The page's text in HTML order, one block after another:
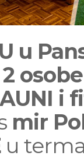
u
osobe
i
mir
u